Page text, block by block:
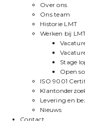
Over ons
Ons team
Historie LMT
Werken bij
Stage
Open
ISO 9001
Levering en
Nieuws
Contact